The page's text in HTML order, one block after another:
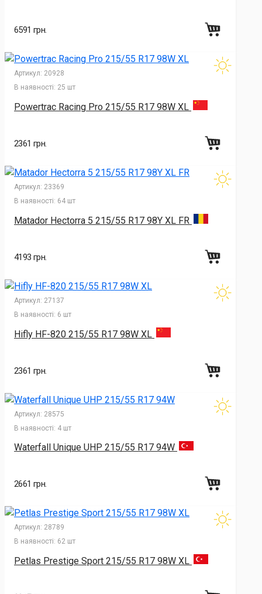
6591 грн.
Артикул: 20928
В наявності: 25 шт
Powertrac Racing Pro 215/55 R17 98W XL
2361 грн.
Артикул: 23369
В наявності: 64 шт
Matador Hectorra 5 215/55 R17 98Y XL FR
4193 грн.
Артикул: 27137
В наявності: 6 шт
Hifly HF-820 215/55 R17 98W XL
2361 грн.
Артикул: 28575
В наявності: 4 шт
Waterfall Unique UHP 215/55 R17 94W
2661 грн.
Артикул: 28789
В наявності: 62 шт
Petlas Prestige Sport 215/55 R17 98W XL